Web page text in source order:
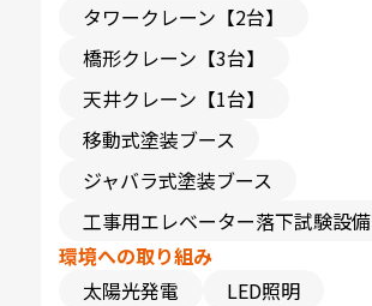
タワークレーン【2台】
橋形クレーン【3台】
天井クレーン【1台】
移動式塗装ブース
ジャバラ式塗装ブース
工事用エレベーター落下試験設備
環境への取り組み
太陽光発電
LED照明